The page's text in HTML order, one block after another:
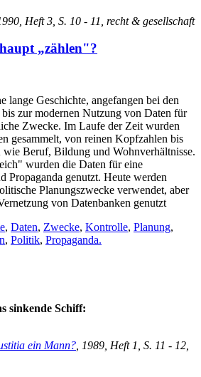
1990, Heft 3, S. 10 - 11, recht & gesellschaft
„zählen"?
lange Geschichte, angefangen bei den
bis zur modernen Nutzung von Daten für
Zwecke. Im Laufe der Zeit wurden
gesammelt, von reinen Kopfzahlen bis
Beruf, Bildung und Wohnverhältnisse.
wurden die Daten für eine
Propaganda genutzt. Heute werden
Planungszwecke verwendet, aber
von Datenbanken genutzt
, Daten, Zwecke, Kontrolle, Planung,
, Politik, Propaganda.
sinkende Schiff:
ein Mann? , 1989, Heft 1, S. 11 - 12,